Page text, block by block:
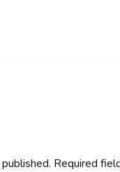
Required